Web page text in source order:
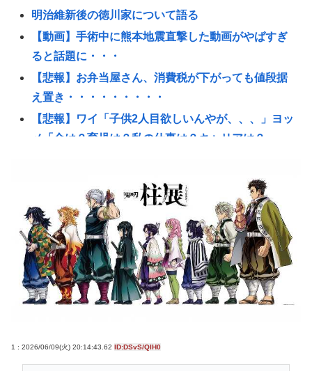
明治維新後の徳川家について語る
【動画】手術中に熊本地震直撃した動画がやばすぎ
ると話題に・・・
【悲報】お弁当屋さん、消費税が下がっても値段据
え置き・・・・・・・・・
【悲報】ワイ「子供2人目欲しいんやが、、、」ヨッ
メ「金は？育児は？私の仕事は？キャリアは？」
【高市】 糖尿病内科クリニック、待合室に『ドカ食
いダイスキ！もちづきさん』を置いてしまい炎上
【画像】チー牛さん、とんでもない恵体の白人美女
と結婚してしまうwww 【Pickup06072008】
【衝撃】きゃりーぱみゅぱみゅ 本名をさらりと告
白
園が半減 取材ではうるさいと答える住民はおらず こ
どおじみたいのが電話してんだろな
1 : 2026/06/09(火) 20:14:43.62 ID:DSvS/QIH0